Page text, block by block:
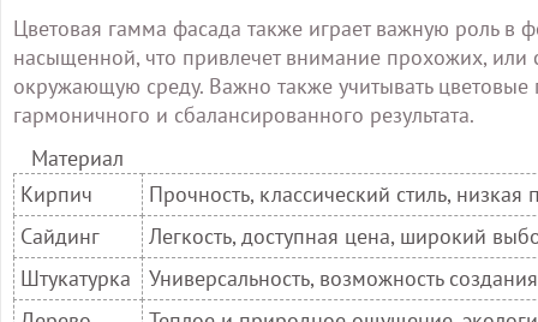
Цветовая гамма фасада также играет важную роль
насыщенной, что привлечет внимание прохожих, или
окружающую среду. Важно также учитывать
гармоничного и сбалансированного результата.
Материал
Кирпич
Прочность, классический стиль,
Сайдинг
Легкость, доступная цена, широкий
Штукатурка
Универсальность, возможность